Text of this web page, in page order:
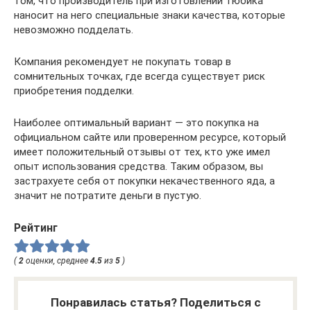
наносит на него специальные знаки качества, которые
невозможно подделать.
Компания рекомендует не покупать товар в
сомнительных точках, где всегда существует риск
приобретения подделки.
Наиболее оптимальный вариант — это покупка на
официальном сайте или проверенном ресурсе, который
имеет положительный отзывы от тех, кто уже имел
опыт использования средства. Таким образом, вы
застрахуете себя от покупки некачественного яда, а
значит не потратите деньги в пустую.
Рейтинг
(2 оценки, среднее 4.5 из 5 )
Понравилась статья? Поделиться с